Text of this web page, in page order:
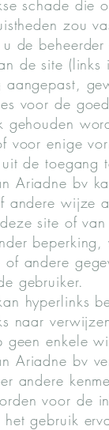
schade die
zou
de
de site
aangepast,
voor de
gehouden
voor enige
de toegang
Ariadne bv
andere wijze
site of
of andere
gebruiker.
hyperlinks
naar
geen enkele
Ariadne bv
andere
voor de
gebruik